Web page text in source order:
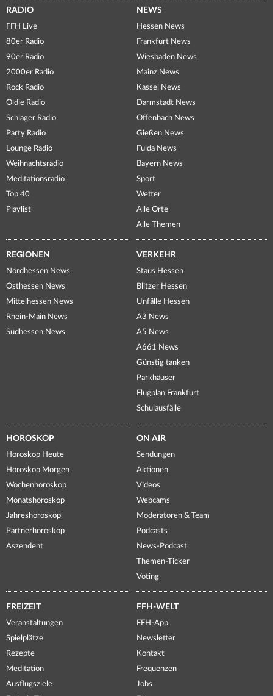
RADIO
FFH Live
80er Radio
90er Radio
2000er Radio
Rock Radio
Oldie Radio
Schlager Radio
Party Radio
Lounge Radio
Weihnachtsradio
Meditationsradio
Top 40
Playlist
NEWS
Hessen News
Frankfurt News
Wiesbaden News
Mainz News
Kassel News
Darmstadt News
Offenbach News
Gießen News
Fulda News
Bayern News
Sport
Wetter
Alle Orte
Alle Themen
REGIONEN
Nordhessen News
Osthessen News
Mittelhessen News
Rhein-Main News
Südhessen News
VERKEHR
Staus Hessen
Blitzer Hessen
Unfälle Hessen
A3 News
A5 News
A661 News
Günstig tanken
Parkhäuser
Flugplan Frankfurt
Schulausfälle
HOROSKOP
Horoskop Heute
Horoskop Morgen
Wochenhoroskop
Monatshoroskop
Jahreshoroskop
Partnerhoroskop
Aszendent
ON AIR
Sendungen
Aktionen
Videos
Webcams
Moderatoren & Team
Podcasts
News-Podcast
Themen-Ticker
Voting
FREIZEIT
Veranstaltungen
Spielplätze
Rezepte
Meditation
Ausflugsziele
FFH-WELT
FFH-App
Newsletter
Kontakt
Frequenzen
Jobs